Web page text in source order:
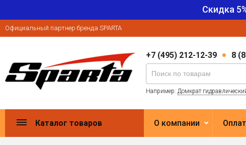
Скидка
Официальный партнер бренда SPARTA
+7 (495) 212-12-39 8
Например: Домкрат
Каталог товаров О компании